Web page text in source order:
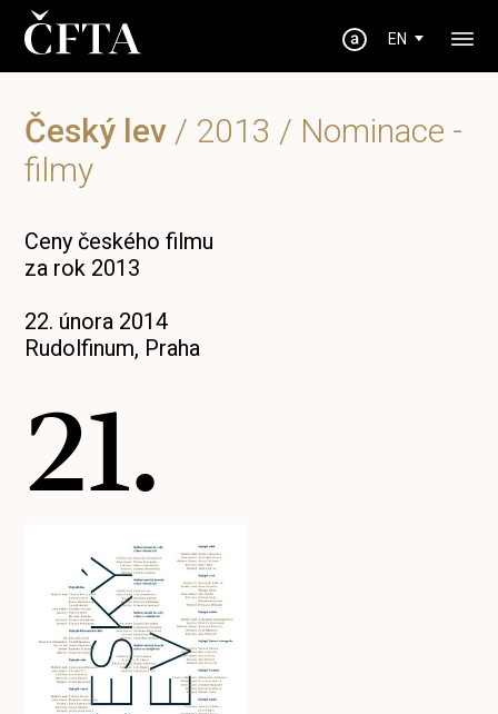
EN
Český lev / 2013 / Nominace -
filmy
Ceny českého filmu
za rok 2013
22. února 2014
Rudolfinum, Praha
21.